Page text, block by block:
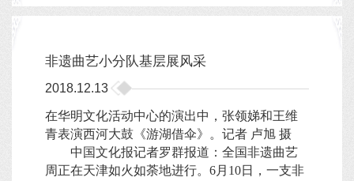
非遗曲艺小分队基层展风采
2018.12.13
在华明文化活动中心的演出中，张领娣和王维
青表演西河大鼓《游湖借伞》。记者 卢旭 摄
中国文化报记者罗群报道：全国非遗曲艺
周正在天津如火如荼地进行。6月10日，一支非